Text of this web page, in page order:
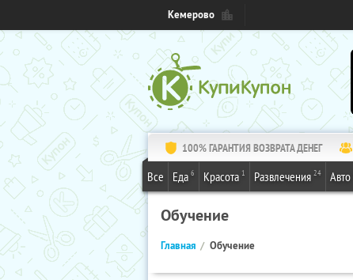
Кемерово
100% ГАРАНТИЯ ВОЗВРАТА ДЕНЕГ
Все Еда 6 Красота 1 Развлечения 24 Авто
Обучение
Главная Обучение